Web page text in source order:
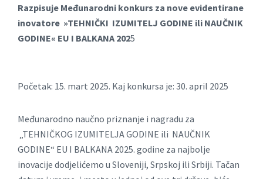
Razpisuje Međunarodni konkurs za nove evidentirane
inovatore »TEHNIČKI IZUMITELJ GODINE ili NAUČNIK
GODINE« EU I BALKANA 2025
Početak: 15. mart 2025. Kaj konkursa je: 30. april 2025
Međunarodno naučno priznanje i nagradu za
„TEHNIČKOG IZUMITELJA GODINE ili NAUČNIK
GODINE“ EU I BALKANA 2025. godine za najbolje
inovacije dodjelićemo u Sloveniji, Srpskoj ili Srbiji. Tačan